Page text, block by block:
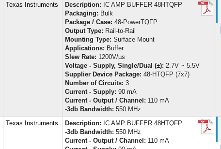
Texas Instruments Description: IC AMP BUFFER 48HTQFP
Packaging: Bulk
Package / Case: 48-PowerTQFP
Output Type: Rail-to-Rail
Mounting Type: Surface Mount
Applications: Buffer
Slew Rate: 1200V/µs
Voltage - Supply, Single/Dual (±): 2.7V ~ 5.5V
Supplier Device Package: 48-HTQFP (7x7)
Number of Circuits: 3
Current - Supply: 90 mA
Current - Output / Channel: 110 mA
-3db Bandwidth: 550 MHz
Texas Instruments Description: IC AMP BUFFER 48HTQFP
-3db Bandwidth: 550 MHz
Current - Output / Channel: 110 mA